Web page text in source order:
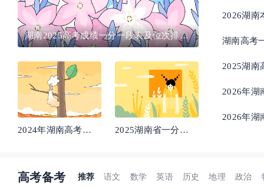
湖南2025高考成绩一分一段表及位次排名
2025湖南省一分一
2024年湖南高考
2026湖南
湖南高考
2025湖南
2026年湖
2026年湖
高考备考 推荐 语文 数学 英语 历史 地理 政治